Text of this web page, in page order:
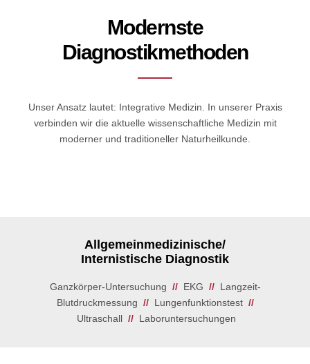
Modernste
Diagnostikmethoden
Unser Ansatz lautet: Integrative Medizin. In unserer Praxis
verbinden wir die aktuelle wissenschaftliche Medizin mit
moderner und traditioneller Naturheilkunde.
Allgemeinmedizinische/
Internistische Diagnostik
Ganzkörper-Untersuchung // EKG //Langzeit-
Blutdruckmessung //Lungenfunktionstest //
Ultraschall // Laboruntersuchungen